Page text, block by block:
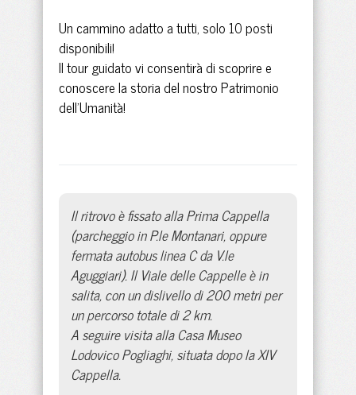
Un cammino adatto a tutti, solo 10 posti
disponibili!
Il tour guidato vi consentirà di scoprire e
conoscere la storia del nostro Patrimonio
dell'Umanità!
Il ritrovo è fissato alla Prima Cappella
(parcheggio in P.le Montanari, oppure
fermata autobus linea C da V.le
Aguggiari). Il Viale delle Cappelle è in
salita, con un dislivello di 200 metri per
un percorso totale di 2 km.
A seguire visita alla Casa Museo
Lodovico Pogliaghi, situata dopo la XIV
Cappella.